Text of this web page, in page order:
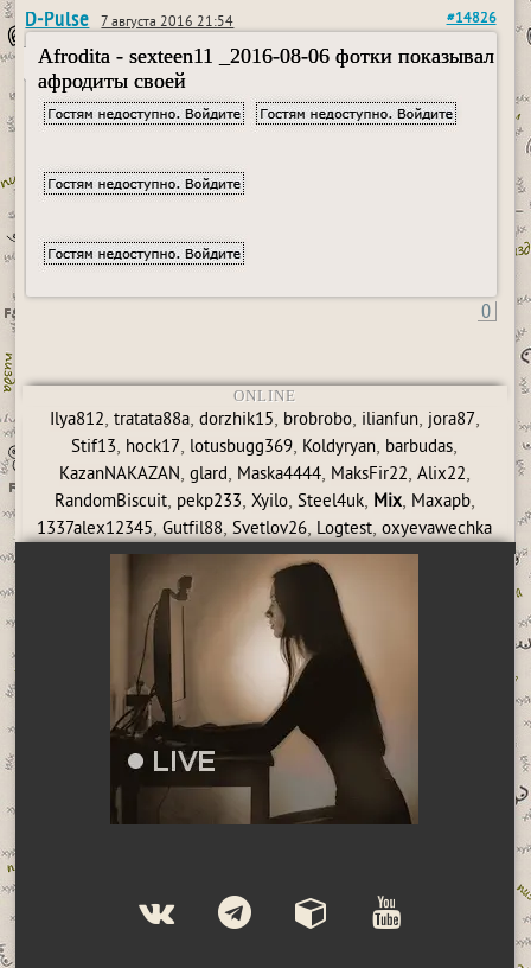
D-Pulse 7 августа 2016 21:54 #14826
Afrodita - sexteen11 _2016-08-06 фотки показывал
афродиты своей
0
ONLINE
Ilya812, tratata88a, dorzhik15, brobrobo, ilianfun, jora87,
Stif13, hock17, lotusbugg369, Koldyryan, barbudas,
KazanNAKAZAN, glard, Maska4444, MaksFir22, Alix22,
RandomBiscuit, pekp233, Xyilo, Steel4uk, Mix, Maxapb,
1337alex12345,Gutfil88,Svetlov26, Logtest,oxyevawechka